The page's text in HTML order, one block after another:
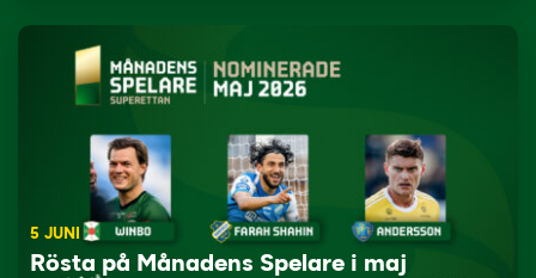
5 JUNI
Rösta på Månadens Spelare i maj